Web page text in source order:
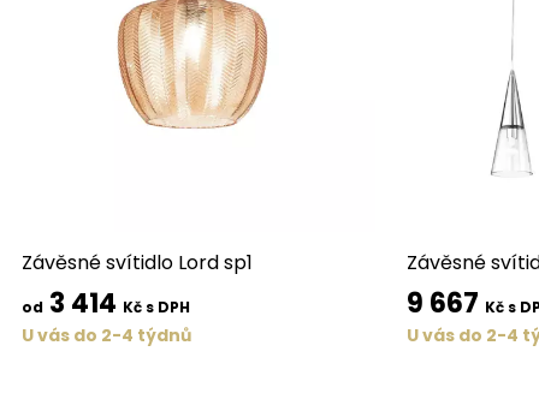
Závěsné svítidlo Lord sp1
od 3 414 Kč s DPH
U vás do 2-4 týdnů
Závěsné
9 667 Kč s
U vás do 2-4